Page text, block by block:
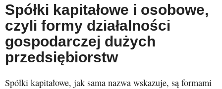
Spółki kapitałowe i osobowe,
czyli formy działalności
gospodarczej dużych
przedsiębiorstw
Spółki kapitałowe, jak sama nazwa wskazuje, są formami